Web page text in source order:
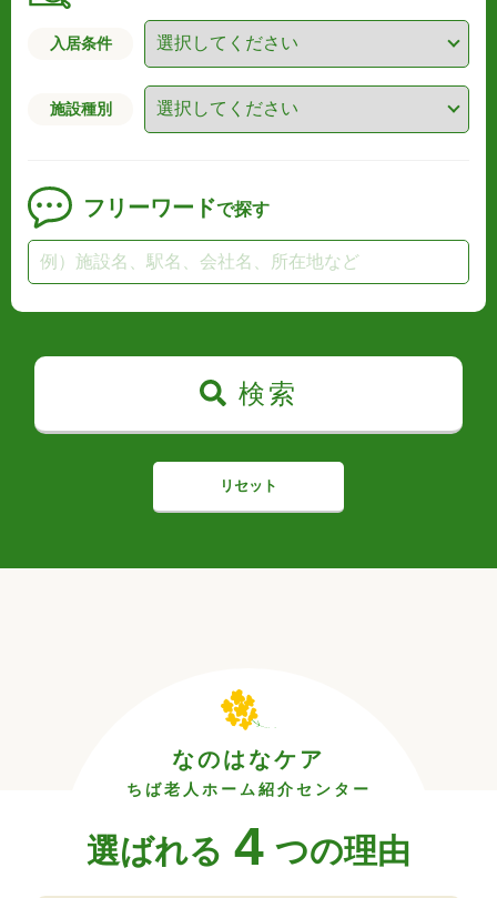
入居条件
施設種別
フリーワードで探す
検索
リセット
なのはなケア
ちば老人ホーム紹介センター
選ばれる 4 つの理由